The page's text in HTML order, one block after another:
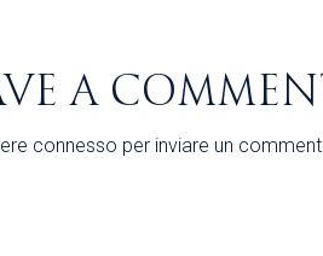
A
connesso per inviare un